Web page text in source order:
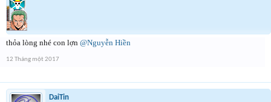
thỏa lòng nhé con lợn @Nguyễn Hiền
12 Tháng một 2017
DaiTin